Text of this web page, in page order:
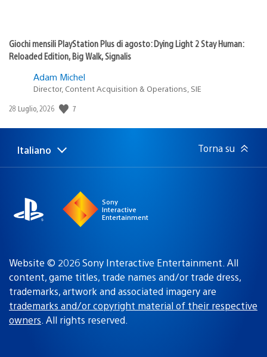
Giochi mensili PlayStation Plus di agosto: Dying Light 2 Stay Human:
Reloaded Edition, Big Walk, Signalis
Adam Michel
Director, Content Acquisition & Operations, SIE
Data
pubblicazione:
28 Luglio, 2026 7
Seleziona
una
Regione
attuale:
Italiano Torna su
Sony
Interactive
Entertainment
Website © 2026 Sony Interactive Entertainment. All
content, game titles, trade names and/or trade dress,
trademarks, artwork and associated imagery are
trademarks and/or copyright material of their respective
owners. All rights reserved.